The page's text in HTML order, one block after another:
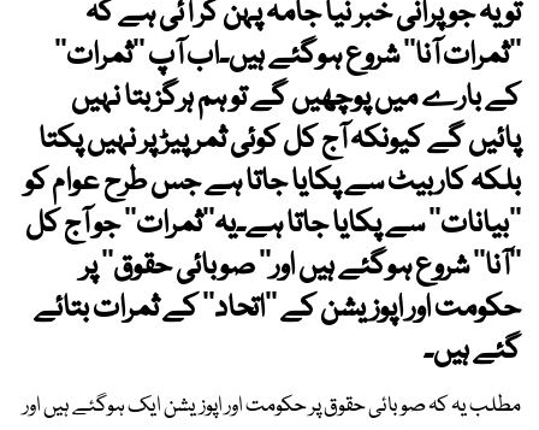
تو یہ جو پرانی خبر نیا جامہ پہن کر آئی ہے کہ
’’ثمرات آنا‘‘ شروع ہوگئے ہیں۔اب آپ ’’ثمرات‘‘
کے بارے میں پوچھیں گے تو ہم ہرگز بتا نہیں
پائیں گے کیونکہ آج کل کوئی ثمر پیڑ پر نہیں پکتا
بلکہ کاربیٹ سے پکایا جاتا ہے جس طرح عوام کو
’’بیانات‘‘ سے پکایا جاتا ہے۔یہ’’ثمرات‘‘ جو آج کل
’’آنا‘‘ شروع ہوگئے ہیں اور’’ صوبائی حقوق‘‘ پر
حکومت اور اپوزیشن کے ’’اتحاد‘‘ کے ثمرات بتائے
گئے ہیں۔
مطلب یہ کہ صوبائی حقوق پر حکومت اور اپوزیشن ایک ہوگئے ہیں اور